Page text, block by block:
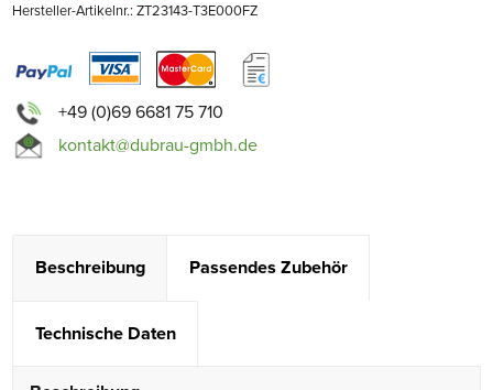
Hersteller-Artikelnr.: ZT23143-T3E000FZ
+49 (0)69 6681 75 710
kontakt@dubrau-gmbh.de
Beschreibung Passendes Zubehör
Technische Daten